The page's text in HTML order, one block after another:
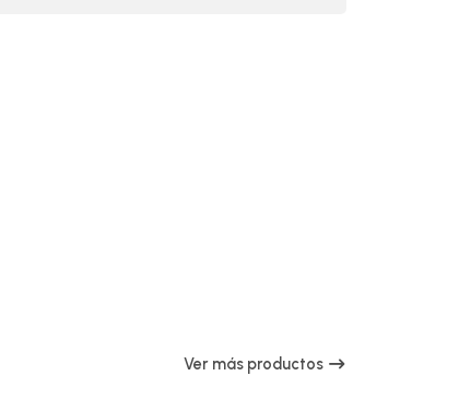
Ver más productos